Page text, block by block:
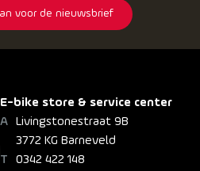
voor de nieuwsbrief
E-bike store & service center
Livingstonestraat 9B
3772 KG Barneveld
0342 422 148